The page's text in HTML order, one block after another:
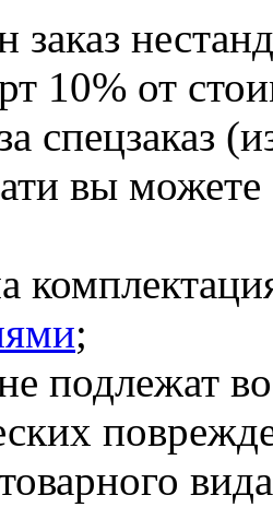
заказ
10% от
спецзаказ
вы можете
;
подлежат